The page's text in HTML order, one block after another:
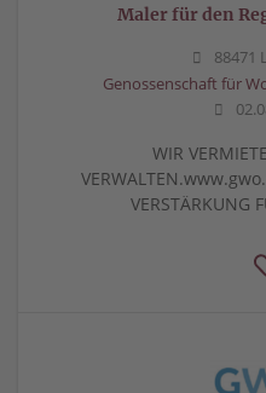
Maler für den
88471
Genossenschaft für
WIR
VERSTÄRKUNG